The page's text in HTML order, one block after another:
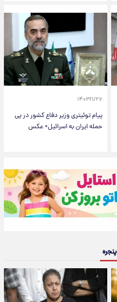
۱۴۰۳/۱/۲۶
پیام توئیتری وزیر دفاع کشور در پی
حمله ایران به اسرائیل+ عکس
پنجره